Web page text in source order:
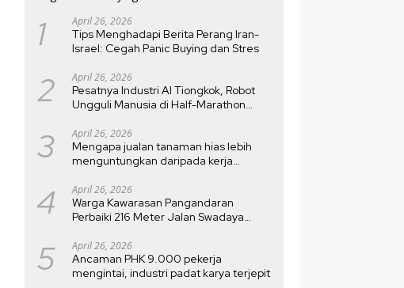
1 April 26, 2026
Tips Menghadapi Berita Perang Iran-
Israel: Cegah Panic Buying dan Stres
2 April 26, 2026
Pesatnya Industri AI Tiongkok, Robot
Ungguli Manusia di Half-Marathon
3 April 26, 2026
Mengapa jualan tanaman hias lebih
menguntungkan daripada kerja
4 April 26, 2026
Warga Kawarasan Pangandaran
Perbaiki 216 Meter Jalan Swadaya
5 April 26, 2026
Ancaman PHK 9.000 pekerja
mengintai, industri padat karya terjepit